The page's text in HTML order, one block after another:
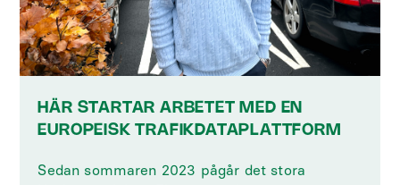
HÄR STARTAR ARBETET MED EN
EUROPEISK TRAFIKDATAPLATTFORM
Sedan sommaren 2023 pågår det stora